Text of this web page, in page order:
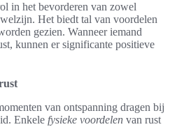
in het bevorderen van zowel
Het biedt tal van voordelen
gezien. Wanneer iemand
kunnen er significante positieve
van ontspanning dragen bij
Enkele fysieke voordelen van rust